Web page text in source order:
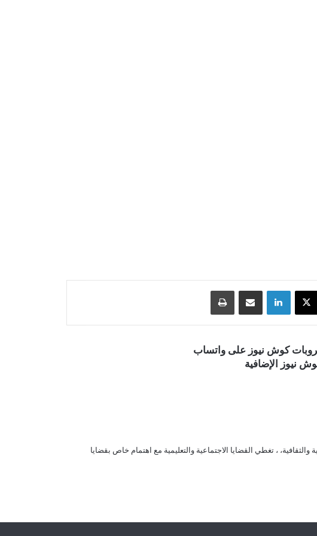
‫X لينكدإن مشاركة عبر البريد
كوش نيوز على واتساب
نيوز الإضافية
، تغطي القضايا الاجتماعية والتعليمية مع اهتمام خاص بقضايا